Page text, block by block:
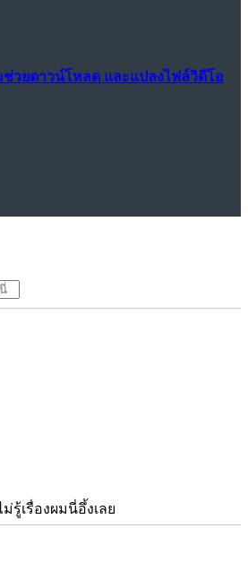
ช่วยดาวน์โหลด และแปลงไฟล์วิดีโอ
รู้เรื่องผมนี่อึ้งเลย